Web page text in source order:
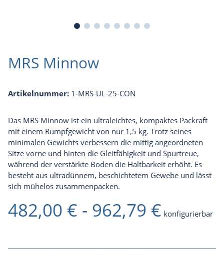
MRS Minnow
Artikelnummer: 1-MRS-UL-25-CON
Das MRS Minnow ist ein ultraleichtes, kompaktes Packraft
mit einem Rumpfgewicht von nur 1,5 kg. Trotz seines
minimalen Gewichts verbessern die mittig angeordneten
Sitze vorne und hinten die Gleitfähigkeit und Spurtreue,
während der verstärkte Boden die Haltbarkeit erhöht. Es
besteht aus ultradünnem, beschichtetem Gewebe und lässt
sich mühelos zusammenpacken.
482,00 € - 962,79 € konfigurierbar